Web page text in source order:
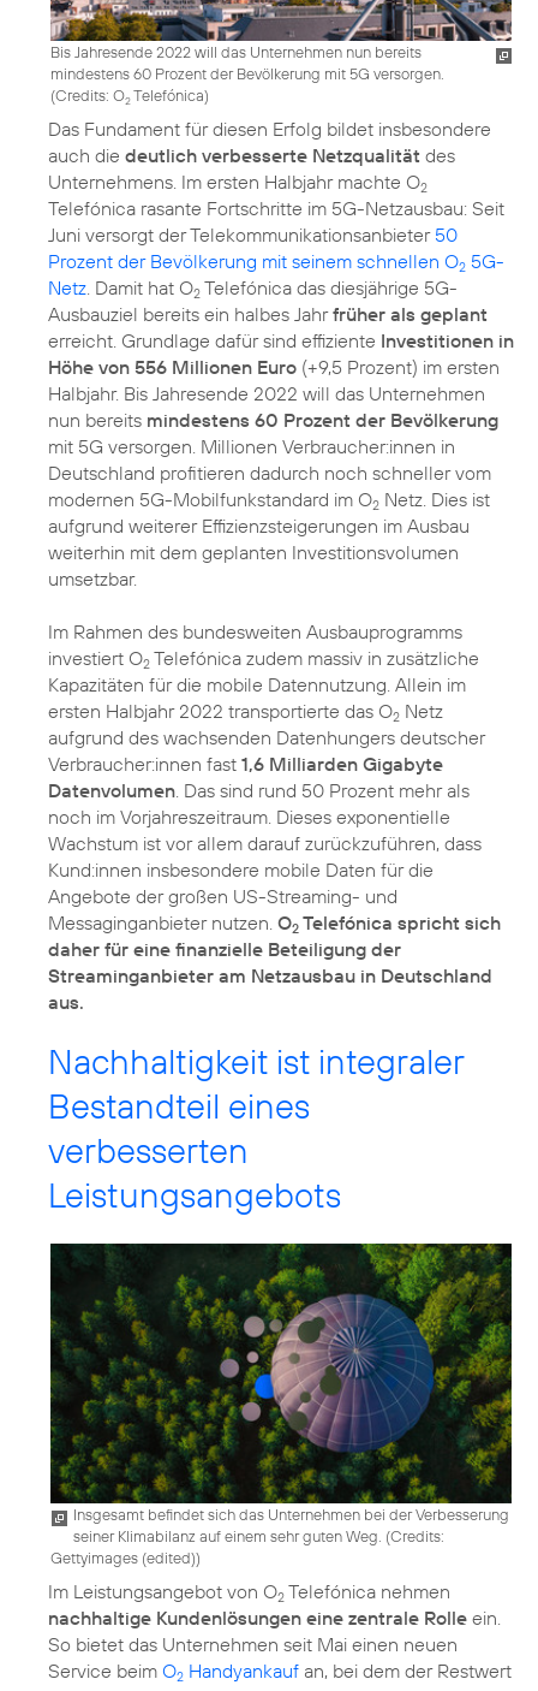
Bis Jahresende 2022 will das Unternehmen nun bereits
mindestens 60 Prozent der Bevölkerung mit 5G versorgen.
(Credits: O2Telefónica)
Das Fundament für diesen Erfolg bildet insbesondere
auch die deutlich verbesserte Netzqualität des
Unternehmens. Im ersten Halbjahr machte O2
Telefónica rasante Fortschritte im 5G-Netzausbau: Seit
Juni versorgt der Telekommunikationsanbieter 50
Prozent der Bevölkerung mit seinem schnellen O2 5G-
Netz . Damit hat O2 Telefónica das diesjährige 5G-
Ausbauziel bereits ein halbes Jahrfrüher als geplant
erreicht. Grundlage dafür sind effiziente Investitionen in
Höhe von 556 Millionen Euro (+9,5 Prozent) im ersten
Halbjahr. Bis Jahresende 2022 will das Unternehmen
nun bereits mindestens 60 Prozent der Bevölkerung
mit 5G versorgen. Millionen Verbraucher:innen in
Deutschland profitieren dadurch noch schneller vom
modernen 5G-Mobilfunkstandard im O2 Netz. Dies ist
aufgrund weiterer Effizienzsteigerungen im Ausbau
weiterhin mit dem geplanten Investitionsvolumen
umsetzbar.
Im Rahmen des bundesweiten Ausbauprogramms
investiert O2 Telefónica zudem massiv in zusätzliche
Kapazitäten für die mobile Datennutzung. Allein im
ersten Halbjahr 2022 transportierte das O2 Netz
aufgrund des wachsenden Datenhungers deutscher
Verbraucher:innen fast 1,6 Milliarden Gigabyte
Datenvolumen . Das sind rund 50 Prozent mehr als
noch im Vorjahreszeitraum. Dieses exponentielle
Wachstum ist vor allem darauf zurückzuführen, dass
Kund:innen insbesondere mobile Daten für die
Angebote der großen US-Streaming- und
Messaginganbieter nutzen. O2 Telefónica spricht sich
daher für eine finanzielle Beteiligung der
Streaminganbieter am Netzausbau in Deutschland
aus.
Nachhaltigkeit ist integraler
Bestandteil eines
verbesserten
Leistungsangebots
Insgesamt befindet sich das Unternehmen bei der Verbesserung
seiner Klimabilanz auf einem sehr guten Weg. (Credits:
Gettyimages (edited))
Im Leistungsangebot von O2 Telefónica nehmen
nachhaltige Kundenlösungen eine zentrale Rolle ein.
So bietet das Unternehmen seit Mai einen neuen
Service beim O2 Handyankauf an, bei dem der Restwert